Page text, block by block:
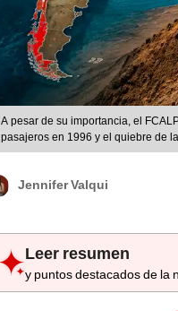
A pesar de su importancia, el
pasajeros en 1996 y el quiebre de
Jennifer Valqui
Leer resumen
y puntos destacados de la